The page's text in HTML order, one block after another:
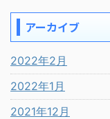
アーカイブ
2022年2月
2022年1月
2021年12月